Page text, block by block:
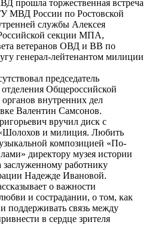
прошла торжественная встреча
МВД России по Ростовской
службы Алексея
секции МПА,
ветеранов ОВД и ВВ по
генерал-лейтенантом милиции
председатель
отделения Общероссийской
внутренних дел
Валентин Самсонов.
вручил диск с
и милиция. Любить
композицией «По-
директору музея истории
работнику
Надежде Ивановой.
о важности
и сострадании, о том, как
поддерживать связь между
в сердце зрителя